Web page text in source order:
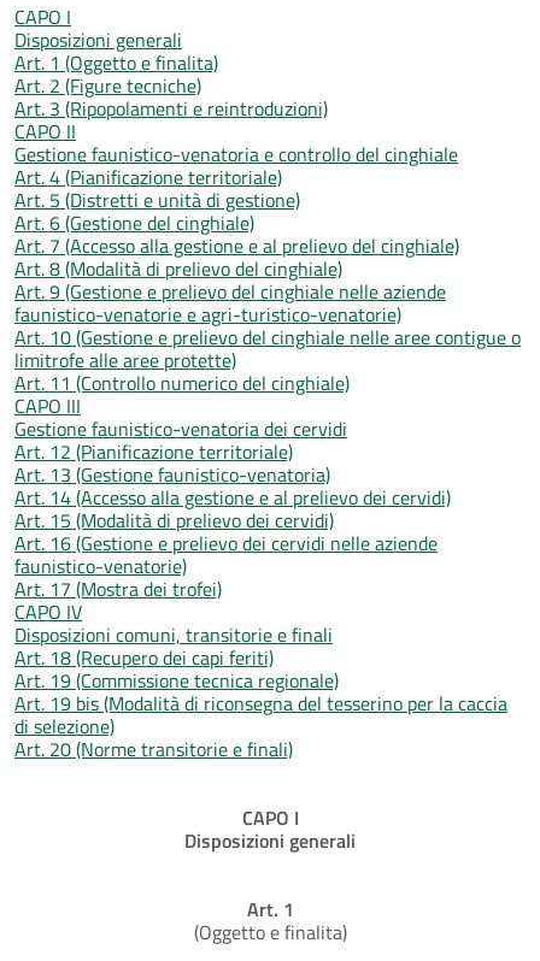
CAPO I
Disposizioni generali
Art. 1 (Oggetto e finalita)
Art. 2 (Figure tecniche)
Art. 3 (Ripopolamenti e reintroduzioni)
CAPO II
Gestione faunistico-venatoria e controllo del cinghiale
Art. 4 (Pianificazione territoriale)
Art. 5 (Distretti e unità di gestione)
Art. 6 (Gestione del cinghiale)
Art. 7 (Accesso alla gestione e al prelievo del cinghiale)
Art. 8 (Modalità di prelievo del cinghiale)
Art. 9 (Gestione e prelievo del cinghiale nelle aziende
faunistico-venatorie e agri-turistico-venatorie)
Art. 10 (Gestione e prelievo del cinghiale nelle aree contigue o
limitrofe alle aree protette)
Art. 11 (Controllo numerico del cinghiale)
CAPO III
Gestione faunistico-venatoria dei cervidi
Art. 12 (Pianificazione territoriale)
Art. 13 (Gestione faunistico-venatoria)
Art. 14 (Accesso alla gestione e al prelievo dei cervidi)
Art. 15 (Modalità di prelievo dei cervidi)
Art. 16 (Gestione e prelievo dei cervidi nelle aziende
faunistico-venatorie)
Art. 17 (Mostra dei trofei)
CAPO IV
Disposizioni comuni, transitorie e finali
Art. 18 (Recupero dei capi feriti)
Art. 19 (Commissione tecnica regionale)
Art. 19 bis (Modalità di riconsegna del tesserino per la caccia
di selezione)
Art. 20 (Norme transitorie e finali)
CAPO I
Disposizioni generali
Art. 1
(Oggetto e finalita)